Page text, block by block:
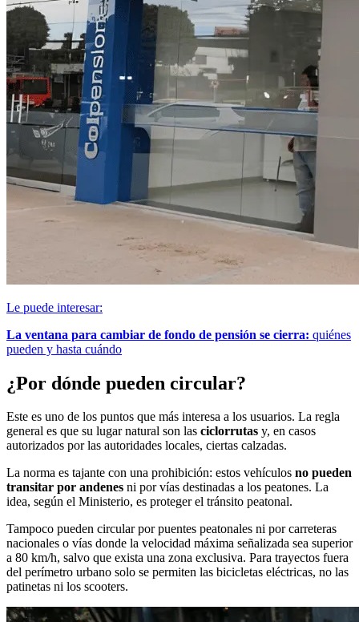
Le puede interesar:
La ventana para cambiar de fondo de pensión se cierra: quiénes
pueden y hasta cuándo
¿Por dónde pueden circular?
Este es uno de los puntos que más interesa a los usuarios. La regla
general es que su lugar natural son las ciclorrutas y, en casos
autorizados por las autoridades locales, ciertas calzadas.
La norma es tajante con una prohibición: estos vehículos no pueden
transitar por andenes ni por vías destinadas a los peatones. La
idea, según el Ministerio, es proteger el tránsito peatonal.
Tampoco pueden circular por puentes peatonales ni por carreteras
nacionales o vías donde la velocidad máxima señalizada sea superior
a 80 km/h, salvo que exista una zona exclusiva. Para trayectos fuera
del perímetro urbano solo se permiten las bicicletas eléctricas, no las
patinetas ni los scooters.